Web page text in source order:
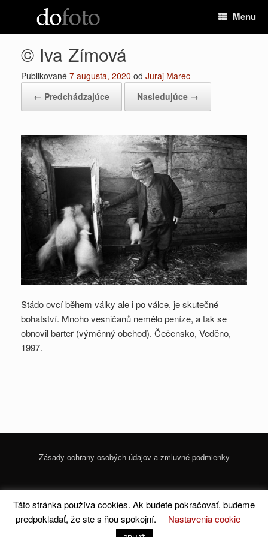
Menu
© Iva Zímová
Publikované 7 augusta, 2020 od Juraj Marec
← Predchádzajúce
Nasledujúce →
Stádo ovcí během války ale i po válce, je skutečné
bohatství. Mnoho vesničanů nemělo peníze, a tak se
obnovil barter (výměnný obchod). Čečensko, Veděno,
1997.
Zásady ochrany osobých údajov a zmluvné podmienky
podmienky
Theme
Táto stránka používa cookies. Ak budete pokračovať, budeme
predpokladať, že ste s ňou spokojní.
Nastavenia cookie